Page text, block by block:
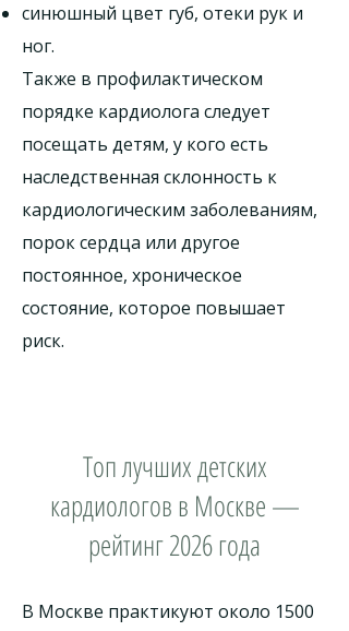
синюшный цвет губ, отеки рук и
ног.
Также в профилактическом
порядке кардиолога следует
посещать детям, у кого есть
наследственная склонность к
кардиологическим заболеваниям,
порок сердца или другое
постоянное, хроническое
состояние, которое повышает
риск.
Топ лучших детских
кардиологов в Москве —
рейтинг 2026 года
В Москве практикуют около 1500